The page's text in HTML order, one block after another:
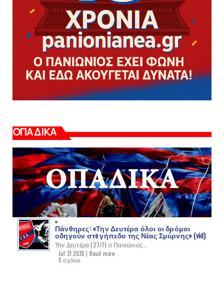
ΟΠΑΔΙΚΑ
Πάνθηρες: «Την Δευτέρα όλοι οι δρόμοι
οδηγούν στo γήπεδο της Νέας Σμύρνης» (vid)
Την Δευτέρα (27/7) ο Πανιώνιος...
Jul 21 2026 | Read more
0 σχόλια